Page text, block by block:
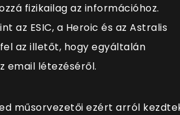
fizikailag az információhoz.
az ESIC, a Heroic és az Astralis
az illetőt, hogy egyáltalán
email létezéséről.
műsorvezetői ezért arról